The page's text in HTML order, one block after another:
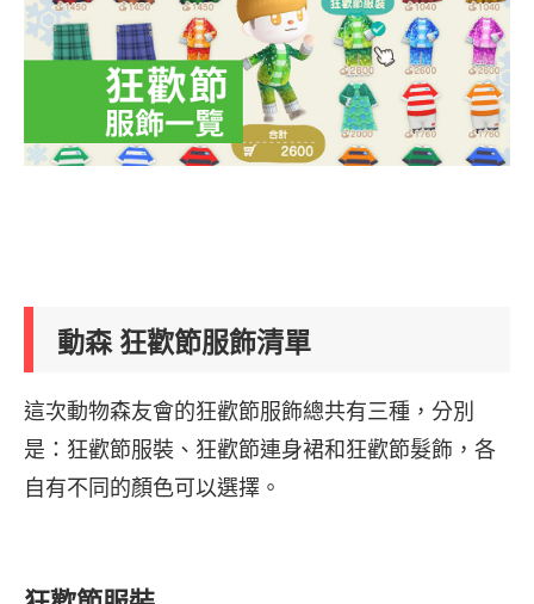
動森 狂歡節服飾清單
這次動物森友會的狂歡節服飾總共有三種，分別
是：狂歡節服裝、狂歡節連身裙和狂歡節髮飾，各
自有不同的顏色可以選擇。